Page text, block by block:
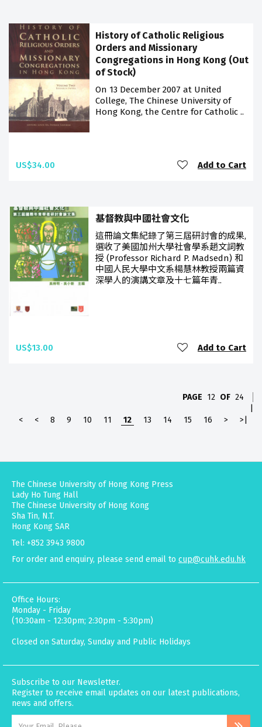
History of Catholic Religious
Orders and Missionary
Congregations in Hong Kong (Out
of Stock)
On 13 December 2007 at United
College, The Chinese University of
Hong Kong, the Centre for Catholic ..
US$34.00 Add to Cart
基督教與中國社會文化
這冊論文集紀錄了第三屆研討會的成果,
選收了美國加州大學社會學系趙文詞教
授 (Professor Richard P. Madsedn) 和
中國人民大學中文系楊慧林教授兩篇資
深學人的演講文章及十七篇年青..
US$13.00 Add to Cart
PAGE 12 OF 24
<
< 8 9 10 11 12 13 14 15 16 > >|
The Chinese University of Hong Kong Press
Lady Ho Tung Hall
The Chinese University of Hong Kong
Sha Tin, N.T.
Hong Kong SAR
Tel: +852 3943 9800
For order and enquiry, please send email to cup@cuhk.edu.hk
Office Hours:
Monday - Friday
(10:30am - 12:30pm; 2:30pm - 5:30pm)
Closed on Saturday, Sunday and Public Holidays
Subscribe to our Newsletter.
Register to receive email updates on our latest publications,
news and offers.